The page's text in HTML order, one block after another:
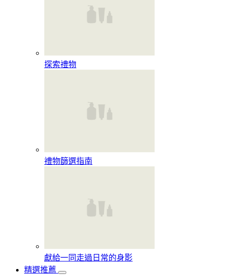
探索禮物
禮物篩選指南
獻給一同走過日常的身影
精選推薦